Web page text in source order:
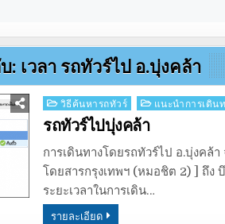
: เวลา รถทัวร์ไป อ.บุ่งคล้า
Posted
in
วิธีค้นหารถทัวร์ แนะนำการเดิน
รถทัวร์ไปบุ่งคล้า
การเดินทางโดยรถทัวร์ไป อ.บุ่งคล้
โดยสารกรุงเทพฯ (หมอชิต 2) ] ถึง
ระยะเวลาในการเดิน…
รายละเอียด